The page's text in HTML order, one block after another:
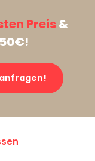
Preis&